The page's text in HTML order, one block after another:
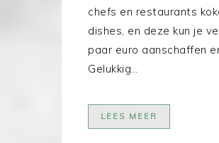
chefs en restaurants
dishes, en deze kun je
paar euro aanschaffen
Gelukkig…
LEES MEER